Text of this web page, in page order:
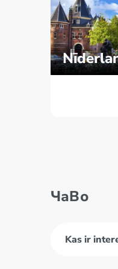
ЧаВо
Kas ir